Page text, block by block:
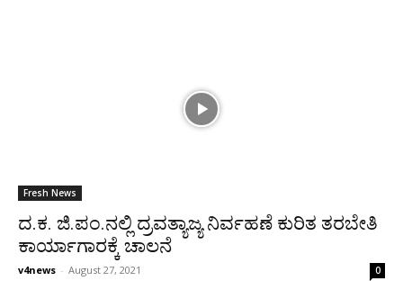
Fresh News
ದ.ಕ. ಜಿ.ಪಂ.ನಲ್ಲಿ ದ್ರವತ್ಯಾಜ್ಯ ನಿರ್ವಹಣೆ ಕುರಿತ ತರಬೇತಿ
ಕಾರ್ಯಾಗಾರಕ್ಕೆ ಚಾಲನೆ
v4news - August 27, 2021 0